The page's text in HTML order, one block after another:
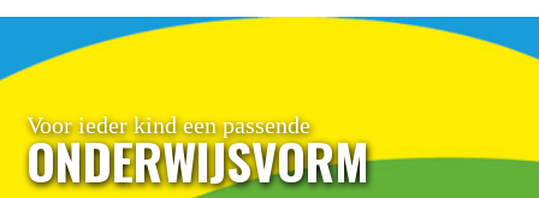
Voor ieder kind een passende
ONDERWIJSVORM